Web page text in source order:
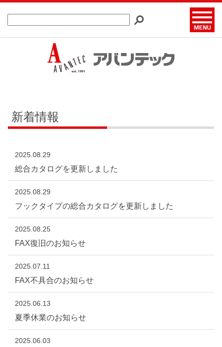
新着情報
2025.08.29
総合カタログを更新しました
2025.08.29
フックタイプの総合カタログを更新しました
2025.08.25
FAX復旧のお知らせ
2025.07.11
FAX不具合のお知らせ
2025.06.13
夏季休業のお知らせ
2025.06.03